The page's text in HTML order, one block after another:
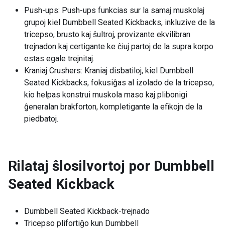
Push-ups: Push-ups funkcias sur la samaj muskolaj
grupoj kiel Dumbbell Seated Kickbacks, inkluzive de la
tricepso, brusto kaj ŝultroj, provizante ekvilibran
trejnadon kaj certigante ke ĉiuj partoj de la supra korpo
estas egale trejnitaj.
Kraniaj Crushers: Kraniaj disbatiloj, kiel Dumbbell
Seated Kickbacks, fokusiĝas al izolado de la tricepso,
kio helpas konstrui muskola maso kaj plibonigi
ĝeneralan brakforton, kompletigante la efikojn de la
piedbatoj.
Rilataj ŝlosilvortoj por Dumbbell
Seated Kickback
Dumbbell Seated Kickback-trejnado
Tricepso plifortiĝo kun Dumbbell